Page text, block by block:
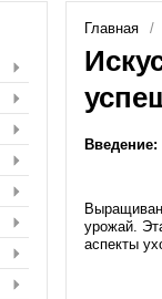
Главная
Введение:
урожай.
аспекты